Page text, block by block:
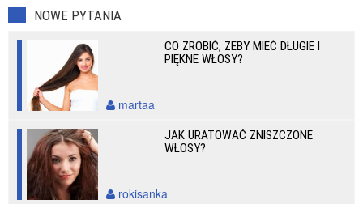
NOWE PYTANIA
CO ZROBIĆ, ŻEBY MIEĆ DŁUGIE I
PIĘKNE WŁOSY?
martaa
JAK URATOWAĆ ZNISZCZONE
WŁOSY?
rokisanka